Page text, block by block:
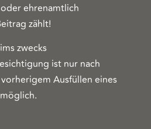
ehrenamtlich
zählt!
zwecks
ist nur nach
Ausfüllen eines